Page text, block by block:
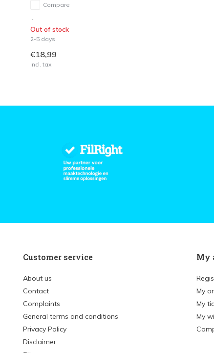
Compare
Out of stock
2-5 days
€18,99
Incl. tax
Customer service
About us
Contact
Complaints
General terms and conditions
Privacy Policy
Disclaimer
My
My
My
My